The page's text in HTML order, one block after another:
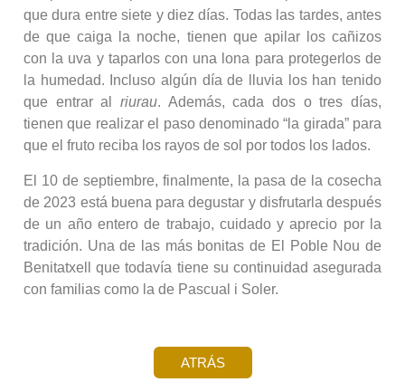
que dura entre siete y diez días. Todas las tardes, antes
de que caiga la noche, tienen que apilar los cañizos
con la uva y taparlos con una lona para protegerlos de
la humedad. Incluso algún día de lluvia los han tenido
que entrar al riurau. Además, cada dos o tres días,
tienen que realizar el paso denominado “la girada” para
que el fruto reciba los rayos de sol por todos los lados.
El 10 de septiembre, finalmente, la pasa de la cosecha
de 2023 está buena para degustar y disfrutarla después
de un año entero de trabajo, cuidado y aprecio por la
tradición. Una de las más bonitas de El Poble Nou de
Benitatxell que todavía tiene su continuidad asegurada
con familias como la de Pascual i Soler.
ATRÁS